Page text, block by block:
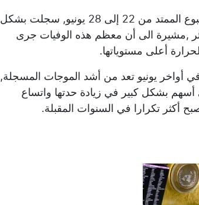
وقالت السلطات الصحية إن الوفيات الزائدة, في الأسبوع الممتد من 22 إلى 28 يونيو, سجلت بشكل
الذين تبلغ أعمارهم 80 عاما فأكثر ,مشيرة الى أن معظم هذه الوفيات جرى
أعلى مستوياتها.
أواخر يونيو تعد من أشد الموجات المسجلة,
أسهم بشكل كبير في زيادة حدتها واتساع
أكثر تكرارا في السنوات المقبلة.